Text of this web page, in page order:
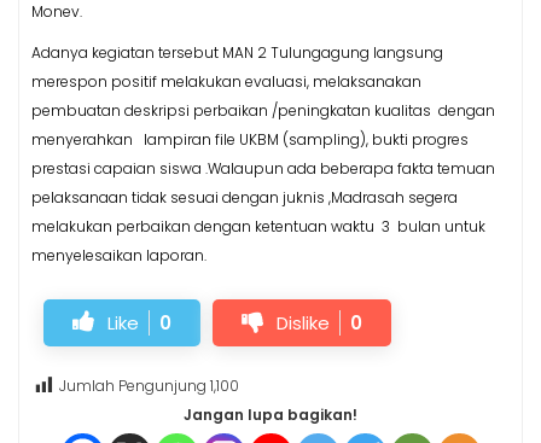
Monev.
Adanya kegiatan tersebut MAN 2 Tulungagung langsung
merespon positif melakukan evaluasi, melaksanakan
pembuatan deskripsi perbaikan /peningkatan kualitas dengan
menyerahkan lampiran file UKBM (sampling), bukti progres
prestasi capaian siswa .Walaupun ada beberapa fakta temuan
pelaksanaan tidak sesuai dengan juknis ,Madrasah segera
melakukan perbaikan dengan ketentuan waktu 3 bulan untuk
menyelesaikan laporan.
Like 0 Dislike 0
Jumlah Pengunjung 1,100
Jangan lupa bagikan!